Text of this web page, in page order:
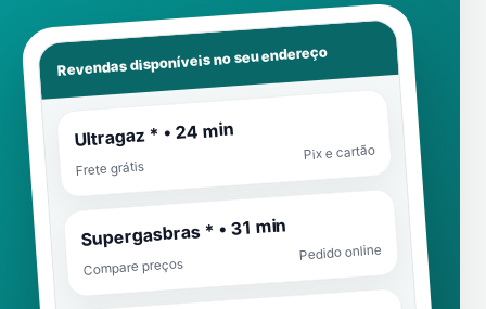
Revendas disponíveis no seu endereço
Ultragaz * • 24 min
Frete grátis
Pix e cartão
Supergasbras * • 31 min
Compare preços
Pedido online